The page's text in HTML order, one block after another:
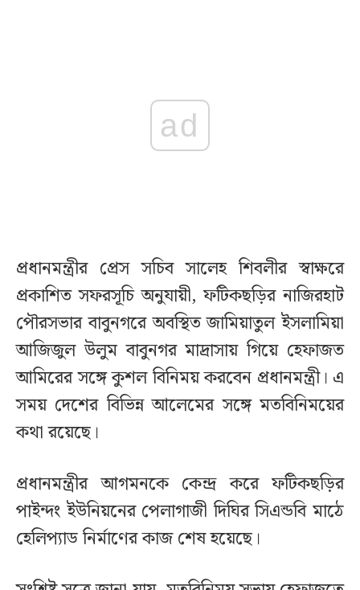
ad
প্রধানমন্ত্রীর প্রেস সচিব সালেহ শিবলীর স্বাক্ষরে
প্রকাশিত সফরসূচি অনুযায়ী, ফটিকছড়ির নাজিরহাট
পৌরসভার বাবুনগরে অবস্থিত জামিয়াতুল ইসলামিয়া
আজিজুল উলুম বাবুনগর মাদ্রাসায় গিয়ে হেফাজত
আমিরের সঙ্গে কুশল বিনিময় করবেন প্রধানমন্ত্রী। এ
সময় দেশের বিভিন্ন আলেমের সঙ্গে মতবিনিময়ের
কথা রয়েছে।
প্রধানমন্ত্রীর আগমনকে কেন্দ্র করে ফটিকছড়ির
পাইন্দং ইউনিয়নের পেলাগাজী দিঘির সিএন্ডবি মাঠে
হেলিপ্যাড নির্মাণের কাজ শেষ হয়েছে।